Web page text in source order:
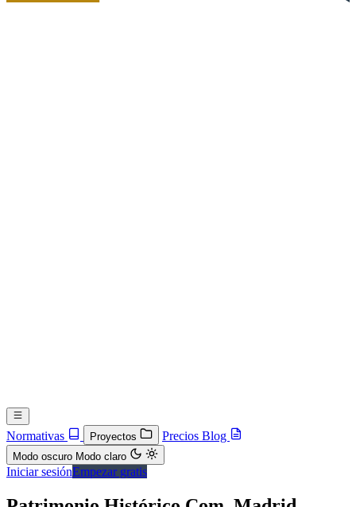
Normativas Proyectos Precios Blog
Modo oscuro Modo claro
Iniciar sesiónEmpezar gratis